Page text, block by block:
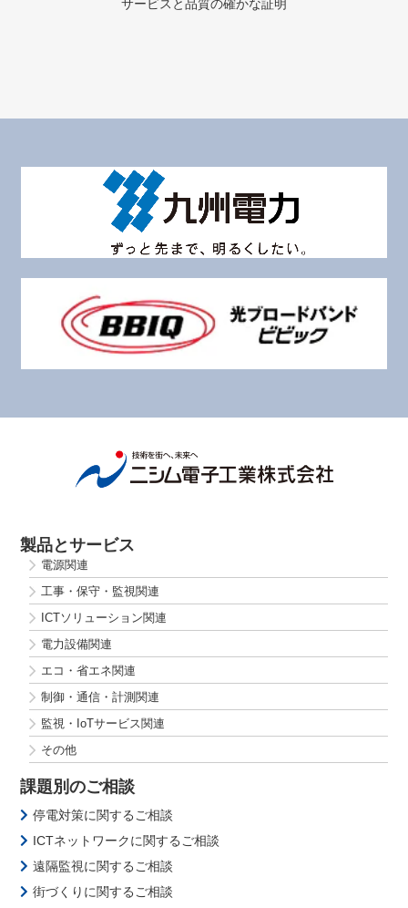
サービスと品質の確かな証明
製品とサービス
電源関連
工事・保守・監視関連
ICTソリューション関連
電力設備関連
エコ・省エネ関連
制御・通信・計測関連
監視・IoTサービス関連
その他
課題別のご相談
停電対策に関するご相談
ICTネットワークに関するご相談
遠隔監視に関するご相談
街づくりに関するご相談